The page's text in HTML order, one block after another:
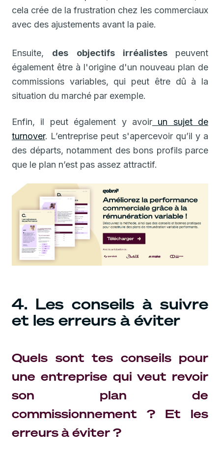
cela crée de la frustration chez les commerciaux
avec des ajustements avant la paie.
Ensuite, des objectifs irréalistes peuvent
également être à l'origine d'un nouveau plan de
commissions variables, qui peut être dû à la
situation du marché par exemple.
Enfin, il peut également y avoirun sujet de
turnover. L’entreprise peut s'apercevoir qu’il y a
des départs, notamment des bons profils parce
que le plan n’est pas assez attractif.
4. Les conseils à suivre
et les erreurs à éviter
Quels sont tes conseils pour
une entreprise qui veut revoir
son plan de
commissionnement ? Et les
erreurs à éviter ?